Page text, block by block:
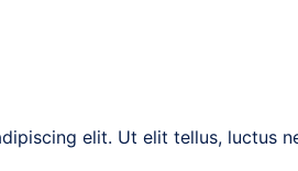
elit. Ut elit tellus, luctus